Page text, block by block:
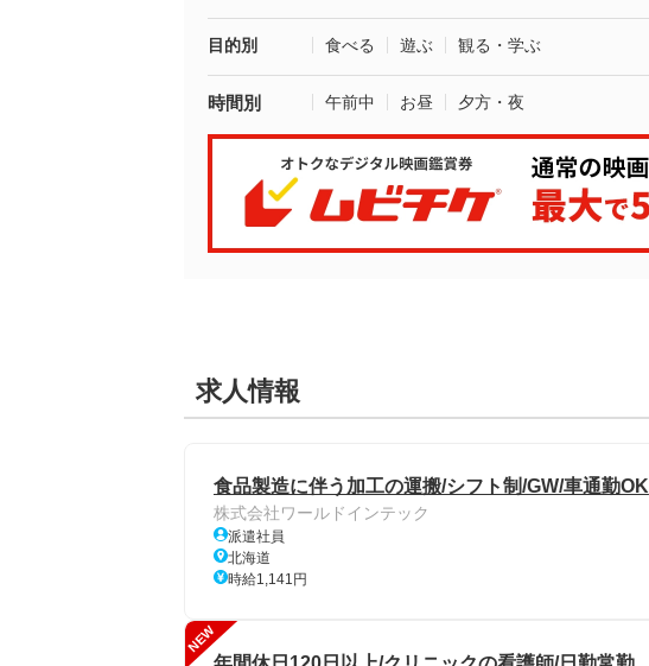
目的別 食べる 遊ぶ 観る・学ぶ
時間別 午前中 お昼 夕方・夜
求人情報
食品製造に伴う加工の運搬/シフト制/GW/車通勤OK
株式会社ワールドインテック
派遣社員
北海道
時給1,141円
NEW